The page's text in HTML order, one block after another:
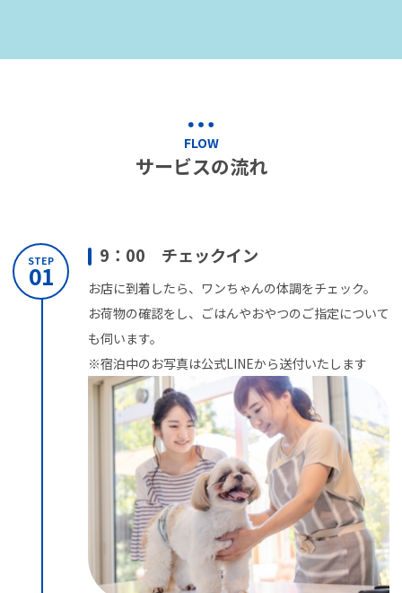
FLOW
サービスの流れ
STEP
01
9：00 チェックイン
お店に到着したら、ワンちゃんの体調をチェック。
お荷物の確認をし、ごはんやおやつのご指定について
も伺います。
※宿泊中のお写真は公式LINEから送付いたします